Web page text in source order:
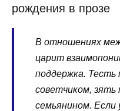
рождения в прозе
В отношениях
царит
поддержка.
советчиком,
семьянином.